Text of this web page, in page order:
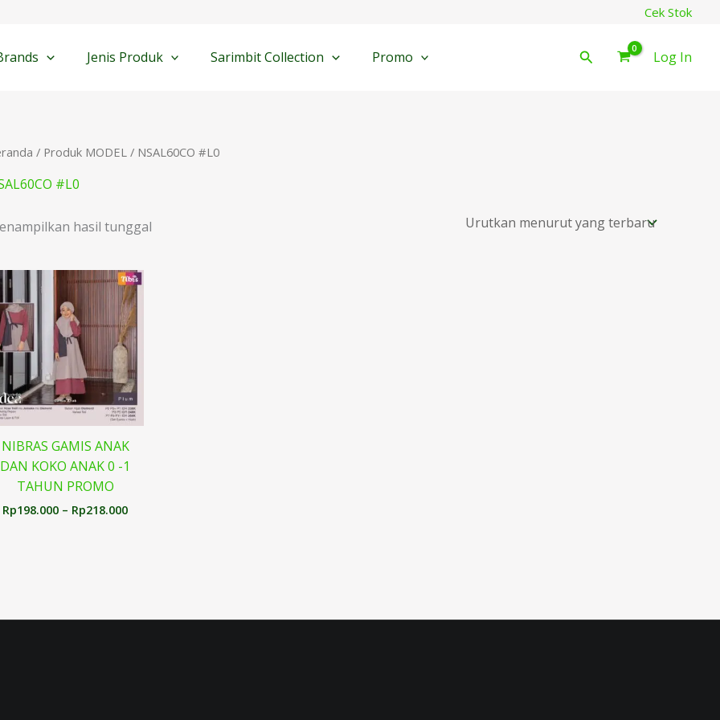
Cek Stok
Jenis Produk Sarimbit Collection Promo Cari Log In
/ Produk MODEL / NSAL60CO #L0
#L0
hasil tunggal
NIBRAS GAMIS ANAK
DAN KOKO ANAK 0 -1
TAHUN PROMO
Rp198.000 – Rp218.000
Rentang
harga:
Rp198.000
hingga
Rp218.000